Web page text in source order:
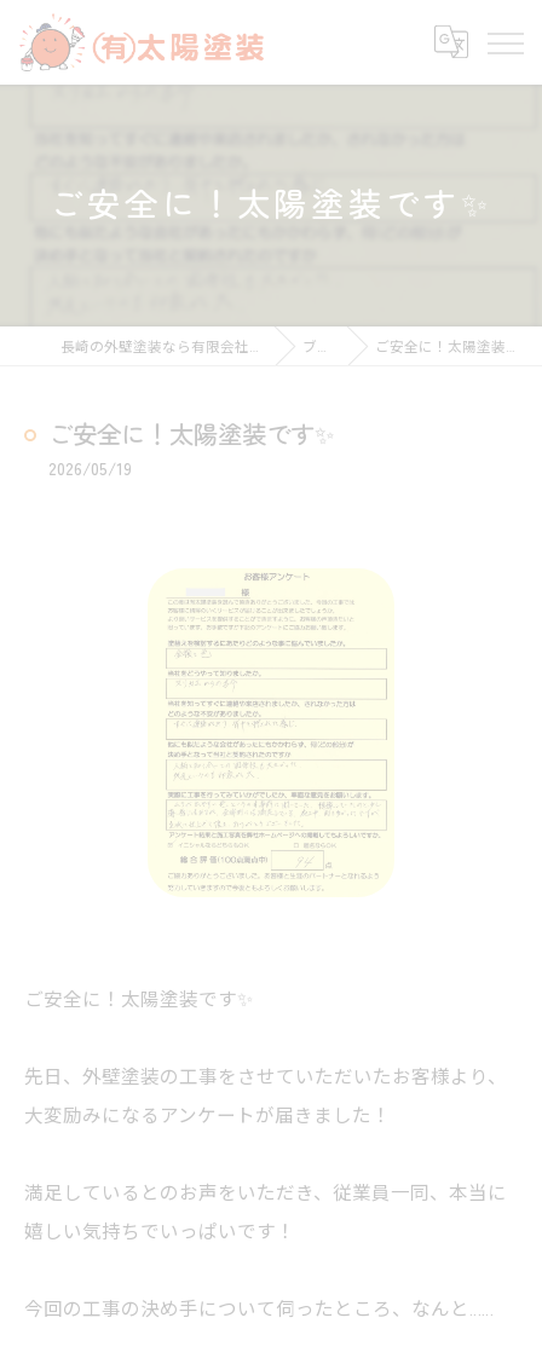
ご安全に！太陽塗装です✨
長崎の外壁塗装なら有限会社太陽塗装 ブログ ご安全に！太陽塗装です✨
ご安全に！太陽塗装です✨
2026/05/19
ご安全に！太陽塗装です✨
先日、外壁塗装の工事をさせていただいたお客様より、
大変励みになるアンケートが届きました！
満足しているとのお声をいただき、従業員一同、本当に
嬉しい気持ちでいっぱいです！
今回の工事の決め手について伺ったところ、なんと……